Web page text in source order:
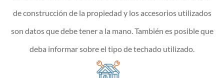
de construcción de la propiedad y los accesorios utilizados
son datos que debe tener a la mano. También es posible que
deba informar sobre el tipo de techado utilizado.